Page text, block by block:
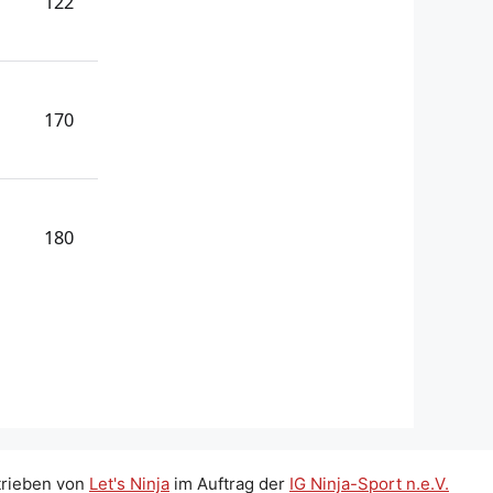
170
180
von Let's Ninja im Auftrag der IG Ninja-Sport n.e.V.